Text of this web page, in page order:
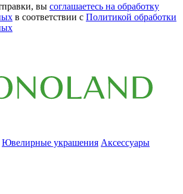
вы соглашаетесь на обработку
в соответствии с Политикой обработки
Ювелирные украшения Аксессуары